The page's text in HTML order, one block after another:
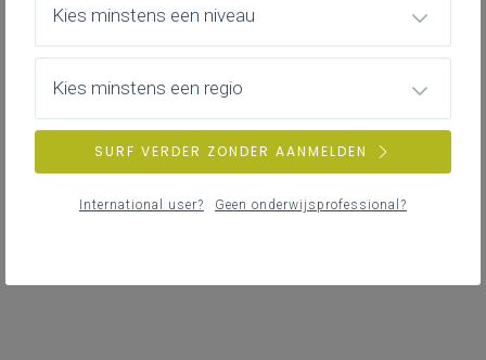
Kies minstens een niveau
Kies minstens een regio
SURF VERDER ZONDER AANMELDEN
International user? Geen onderwijsprofessional?